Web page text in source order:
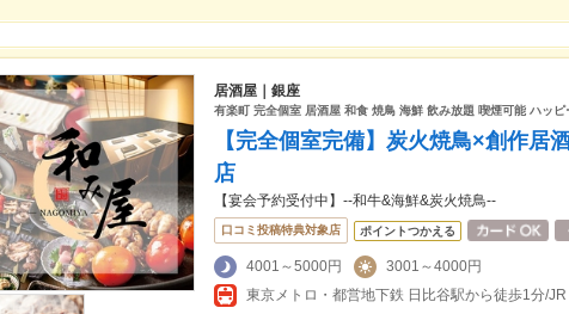
居酒屋｜銀座
有楽町 完全個室 居酒屋 和食 焼鳥 海鮮 飲み放題 喫煙可能 ハッピ
【完全個室完備】炭火焼鳥×創作
店
【宴会予約受付中】--和牛&海鮮&炭火焼鳥--
口コミ投稿特典対象店 ポイントつかえる
4001～5000円
3001～4000円
東京メトロ・都営地下鉄 日比谷駅から徒歩1分/